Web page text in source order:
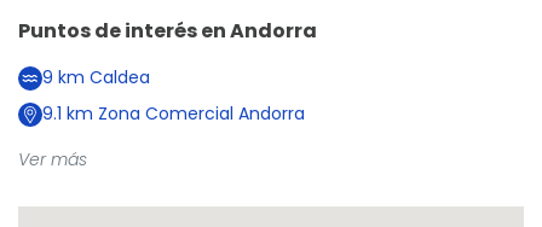
Puntos de interés enAndorra
9 km Caldea
9.1 km Zona Comercial Andorra
Ver más